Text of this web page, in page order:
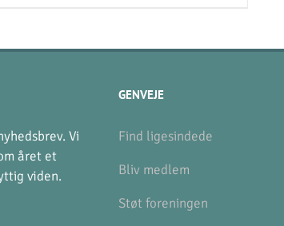
Vi
året et
viden.
GENVEJE
Find ligesindede
Bliv medlem
Støt foreningen